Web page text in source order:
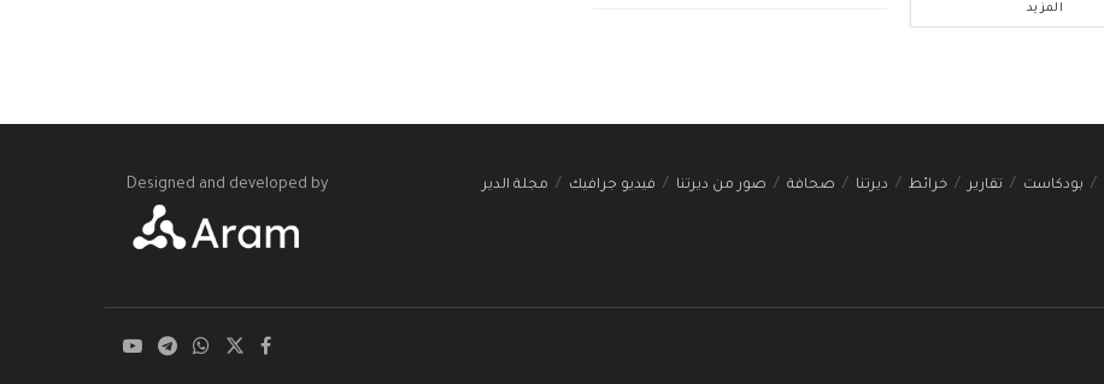
المزيد
بودكاست تقارير خرائط ديرتنا صحافة صور من ديرتنا فيديو جرافيك مجلة الدير Designed and developed by